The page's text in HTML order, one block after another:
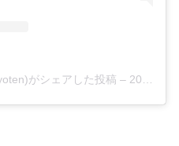
がシェアした投稿 – 2018年11月月13日午前2時39分PST